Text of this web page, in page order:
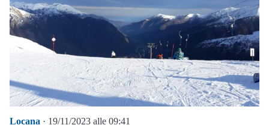
Locana · 19/11/2023 alle 09:41